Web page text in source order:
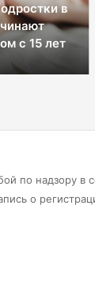
в
с 15 лет
по надзору в
о